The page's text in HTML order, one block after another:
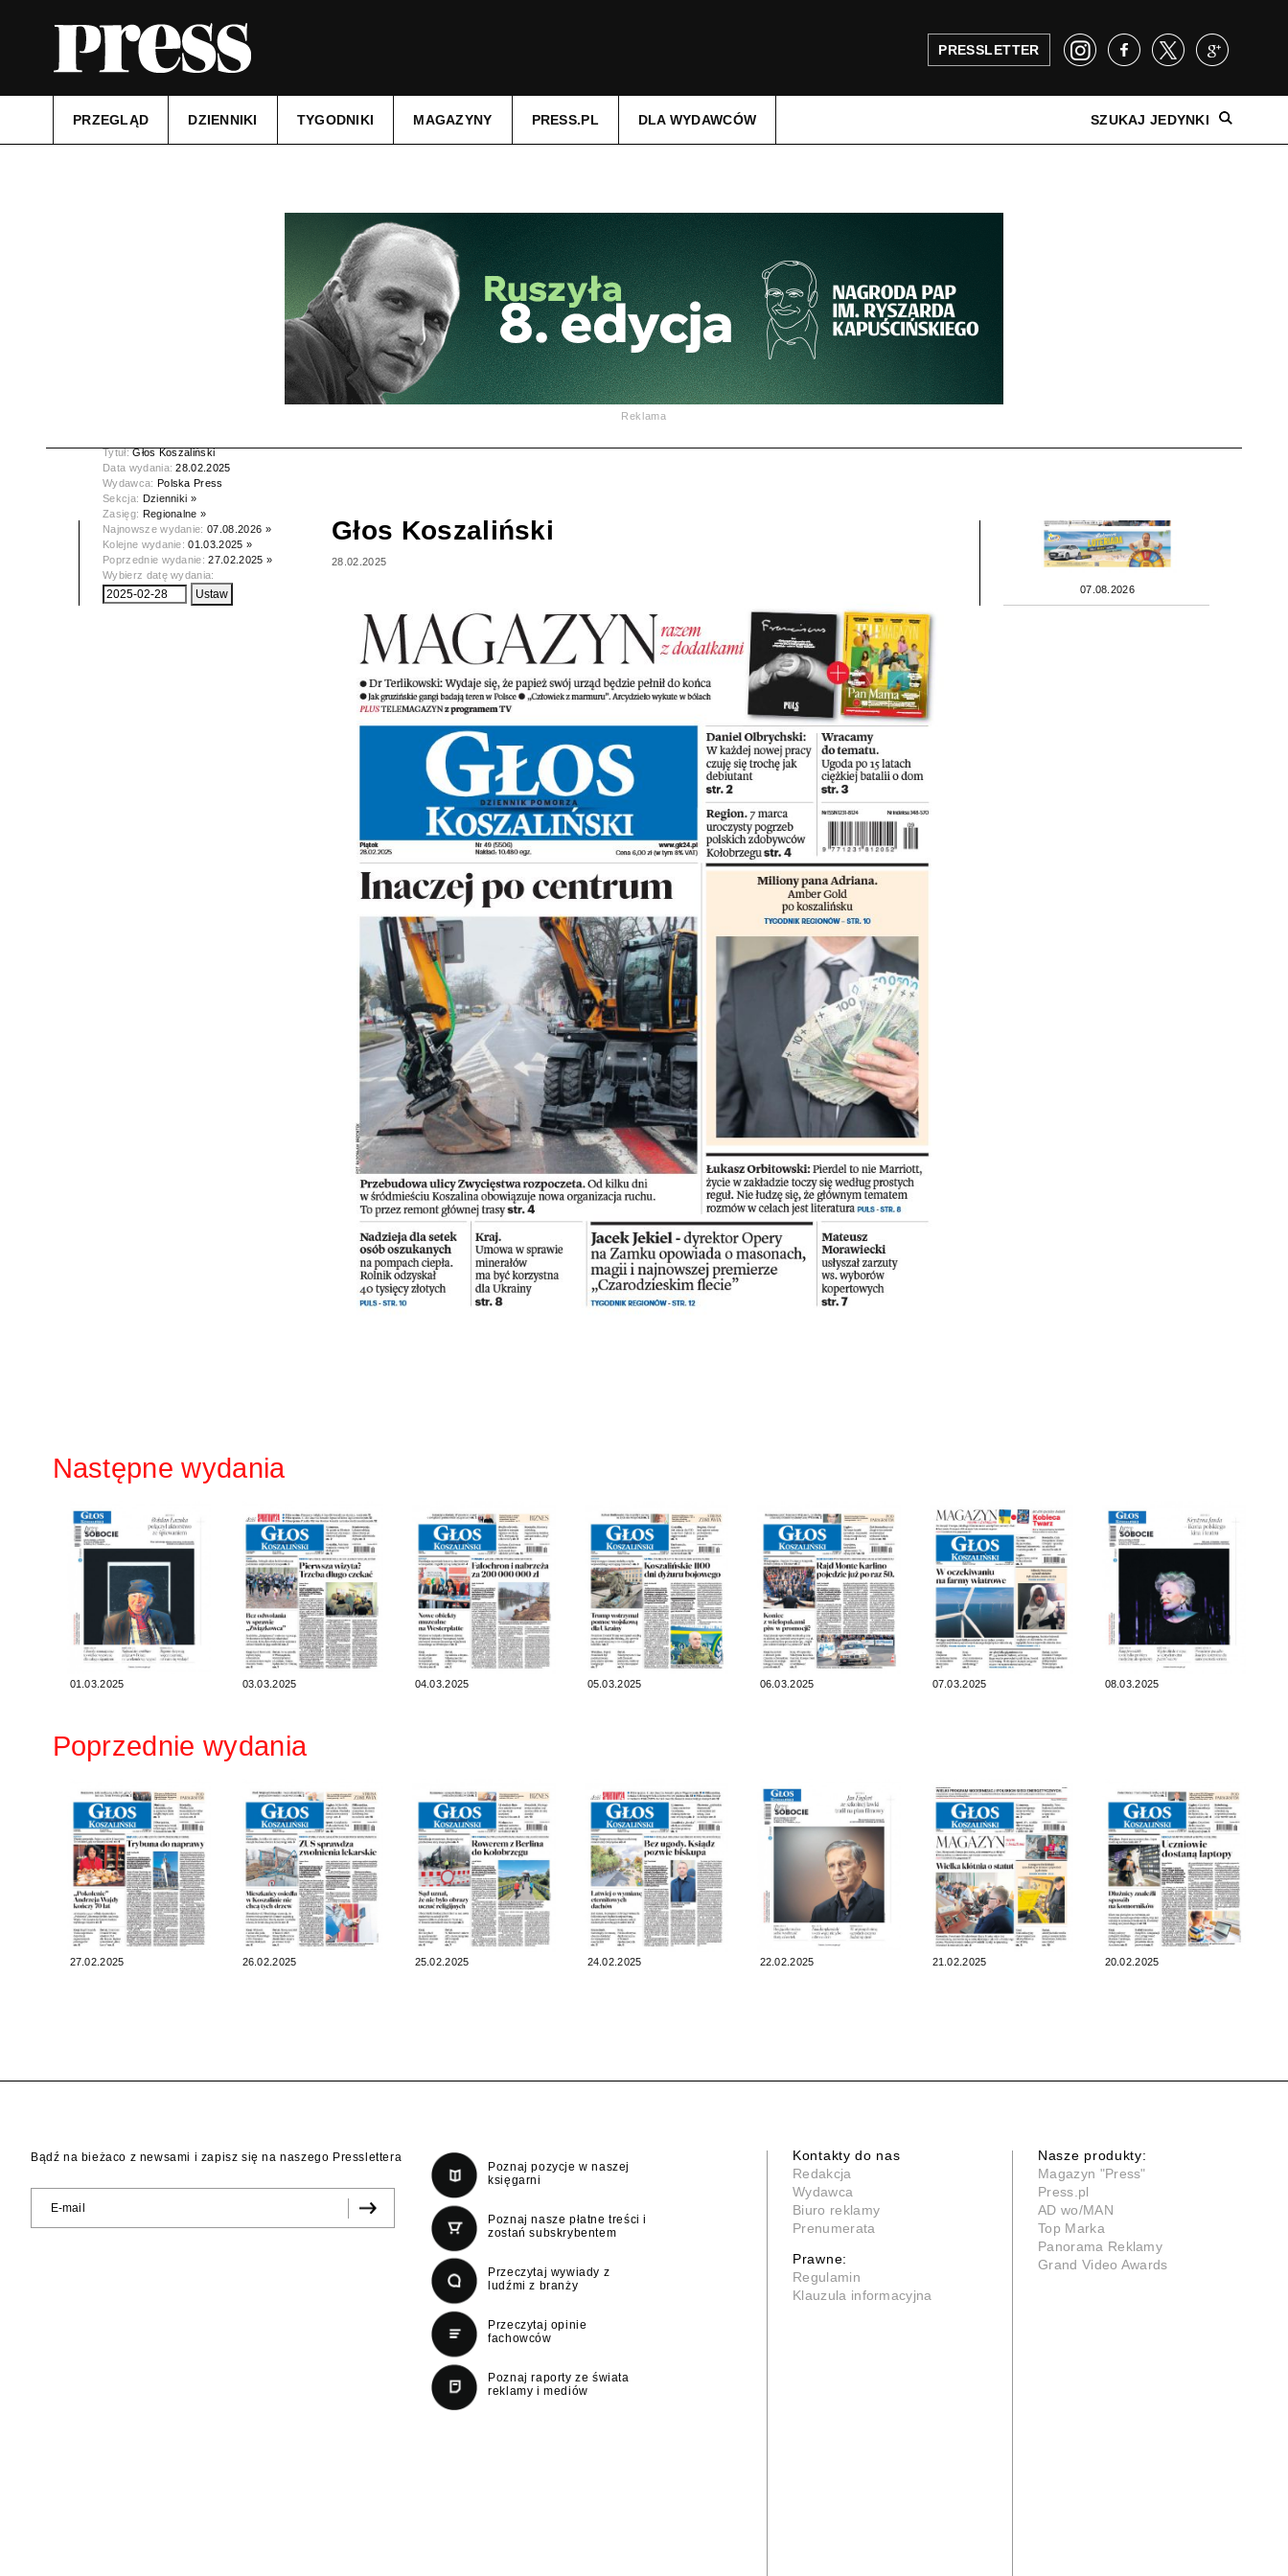
PRESSLETTER
PRZEGLĄD DZIENNIKI TYGODNIKI MAGAZYNY PRESS.PL DLA WYDAWCÓW SZUKAJ JEDYNKI
Reklama
Tytuł:Głos Koszaliński
Data wydania:28.02.2025
Wydawca: Polska Press
Sekcja: Dzienniki »
Zasięg: Regionalne »
Najnowsze wydanie:07.08.2026 »
Kolejne wydanie:01.03.2025 »
Poprzednie wydanie:27.02.2025 »
Wybierz datę wydania:
Głos Koszaliński
28.02.2025
07.08.2026
Następne wydania
01.03.2025 03.03.2025 04.03.2025 05.03.2025 06.03.2025 07.03.2025 08.03.2025
Poprzednie wydania
27.02.2025 26.02.2025 25.02.2025 24.02.2025 22.02.2025 21.02.2025 20.02.2025
Bądź na bieżaco z newsami i zapisz się na naszego Presslettera
Poznaj pozycje w naszej
księgarni
Poznaj nasze płatne treści i
zostań subskrybentem
Przeczytaj wywiady z
ludźmi z branży
Przeczytaj opinie
fachowców
Poznaj raporty ze świata
reklamy i mediów
Kontakty do nas
Redakcja
Wydawca
Biuro reklamy
Prenumerata
Prawne:
Regulamin
Klauzula informacyjna
Nasze produkty:
Magazyn "Press"
Press.pl
AD wo/MAN
Top Marka
Panorama Reklamy
Grand Video Awards